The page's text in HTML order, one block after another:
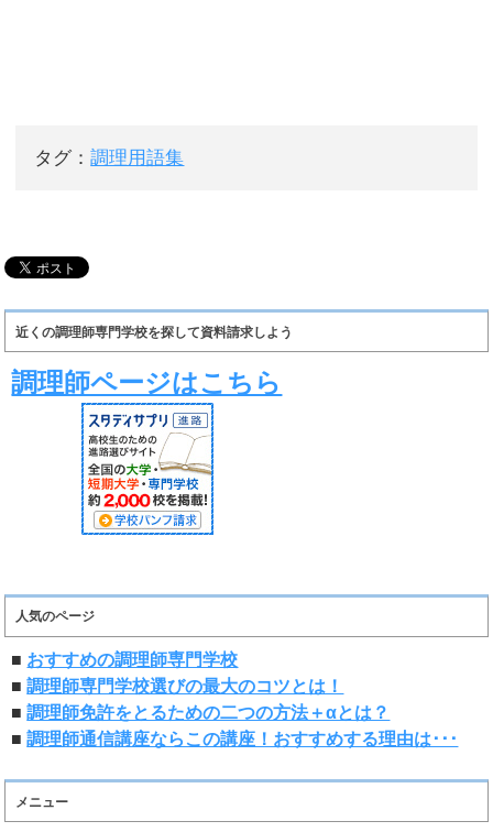
タグ：調理用語集
近くの調理師専門学校を探して資料請求しよう
調理師ページはこちら
人気のページ
■ おすすめの調理師専門学校
■調理師専門学校選びの最大のコツとは！
■調理師免許をとるための二つの方法＋αとは？
■調理師通信講座ならこの講座！おすすめする理由は･･･
メニュー